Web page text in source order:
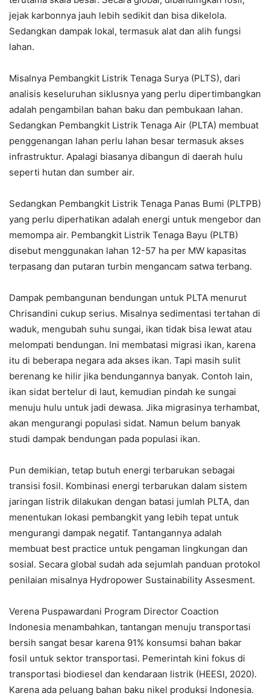
jejak karbonnya jauh lebih sedikit dan bisa dikelola.
Sedangkan dampak lokal, termasuk alat dan alih fungsi
lahan.
Misalnya Pembangkit Listrik Tenaga Surya (PLTS), dari
analisis keseluruhan siklusnya yang perlu dipertimbangkan
adalah pengambilan bahan baku dan pembukaan lahan.
Sedangkan Pembangkit Listrik Tenaga Air (PLTA) membuat
penggenangan lahan perlu lahan besar termasuk akses
infrastruktur. Apalagi biasanya dibangun di daerah hulu
seperti hutan dan sumber air.
Sedangkan Pembangkit Listrik Tenaga Panas Bumi (PLTPB)
yang perlu diperhatikan adalah energi untuk mengebor dan
memompa air. Pembangkit Listrik Tenaga Bayu (PLTB)
disebut menggunakan lahan 12-57 ha per MW kapasitas
terpasang dan putaran turbin mengancam satwa terbang.
Dampak pembangunan bendungan untuk PLTA menurut
Chrisandini cukup serius. Misalnya sedimentasi tertahan di
waduk, mengubah suhu sungai, ikan tidak bisa lewat atau
melompati bendungan. Ini membatasi migrasi ikan, karena
itu di beberapa negara ada akses ikan. Tapi masih sulit
berenang ke hilir jika bendungannya banyak. Contoh lain,
ikan sidat bertelur di laut, kemudian pindah ke sungai
menuju hulu untuk jadi dewasa. Jika migrasinya terhambat,
akan mengurangi populasi sidat. Namun belum banyak
studi dampak bendungan pada populasi ikan.
Pun demikian, tetap butuh energi terbarukan sebagai
transisi fosil. Kombinasi energi terbarukan dalam sistem
jaringan listrik dilakukan dengan batasi jumlah PLTA, dan
menentukan lokasi pembangkit yang lebih tepat untuk
mengurangi dampak negatif. Tantangannya adalah
membuat best practice untuk pengaman lingkungan dan
sosial. Secara global sudah ada sejumlah panduan protokol
penilaian misalnya Hydropower Sustainability Assesment.
Verena Puspawardani Program Director Coaction
Indonesia menambahkan, tantangan menuju transportasi
bersih sangat besar karena 91% konsumsi bahan bakar
fosil untuk sektor transportasi. Pemerintah kini fokus di
transportasi biodiesel dan kendaraan listrik (HEESI, 2020).
Karena ada peluang bahan baku nikel produksi Indonesia.